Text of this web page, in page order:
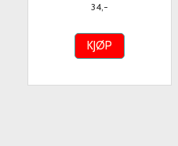
34,-
KJØP